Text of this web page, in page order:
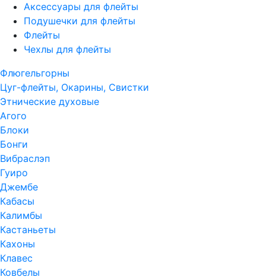
Аксессуары для флейты
Подушечки для флейты
Флейты
Чехлы для флейты
Флюгельгорны
Цуг-флейты, Окарины, Свистки
Этнические духовые
Агого
Блоки
Бонги
Вибраслэп
Гуиро
Джембе
Кабасы
Калимбы
Кастаньеты
Кахоны
Клавес
Ковбелы